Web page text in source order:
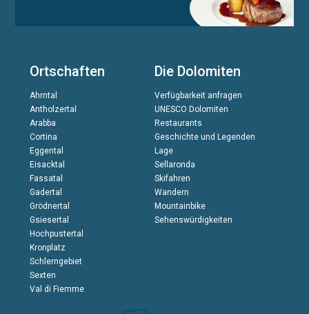
Ortschaften
Ahrntal
Antholzertal
Arabba
Cortina
Eggental
Eisacktal
Fassatal
Gadertal
Grödnertal
Gsiesertal
Hochpustertal
Kronplatz
Schlerngebiet
Sexten
Val di Fiemme
Die Dolomiten
Verfügbarkeit anfragen
UNESCO Dolomiten
Restaurants
Geschichte und Legenden
Lage
Sellaronda
Skifahren
Wandern
Mountainbike
Sehenswürdigkeiten